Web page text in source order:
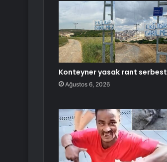
Konteyner yasak rant serbest
Ağustos 6, 2026